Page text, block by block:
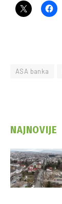
ASA banka
NAJNOVIJE